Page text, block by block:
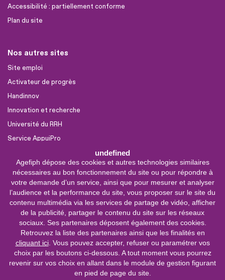
undefined
Agefiph dépose des cookies et autres technologies similaires
nécessaires au bon fonctionnement du site ou pour répondre à
votre demande d’un service, ainsi que pour mesurer et analyser
l’audience et la performance du site, vous proposer sur le site du
contenu multimédia via les services de partage de vidéo, afficher
de la publicité, partager le contenu du site sur les réseaux
sociaux. Ses partenaires déposent également des cookies.
Retrouvez la liste des partenaires ainsi que les finalités en
cliquant ici. Vous pouvez accepter, refuser ou paramétrer vos
choix par les boutons ci-dessous. A tout moment vous pourrez
revenir sur vos choix en allant dans le module de gestion figurant
en pied de page du site.
Accessibilité : partiellement conforme
Plan du site
Nos autres sites
Site emploi
Activateur de progrès
Handinnov
Innovation et recherche
Université du RRH
Service AppuiPro
Nous suivre
Youtube
Facebook
0 800 11 10 09
Service &
appel gratuits